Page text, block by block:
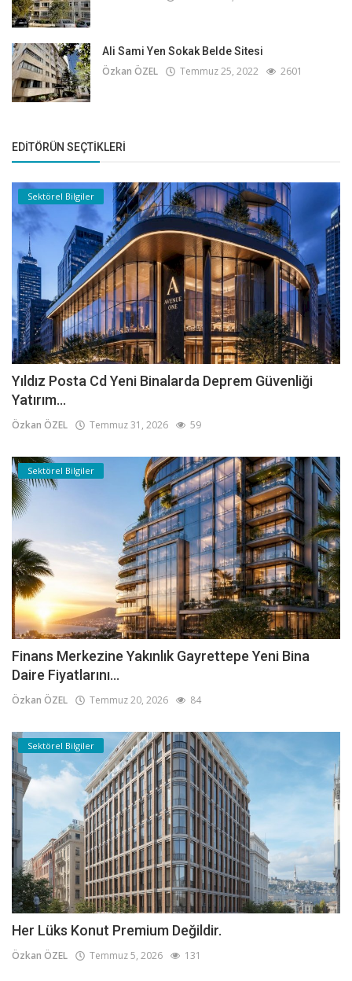
Ali Sami Yen Sokak Belde Sitesi
Özkan ÖZEL Temmuz 25, 2022 2601
EDITÖRÜN SEÇTIKLERI
Sektörel Bilgiler
Yıldız Posta Cd Yeni Binalarda Deprem Güvenliği
Yatırım...
Özkan ÖZEL Temmuz 31, 2026 59
Sektörel Bilgiler
Finans Merkezine Yakınlık Gayrettepe Yeni Bina
Daire Fiyatlarını...
Özkan ÖZEL Temmuz 20, 2026 84
Sektörel Bilgiler
Her Lüks Konut Premium Değildir.
Özkan ÖZEL Temmuz 5, 2026 131